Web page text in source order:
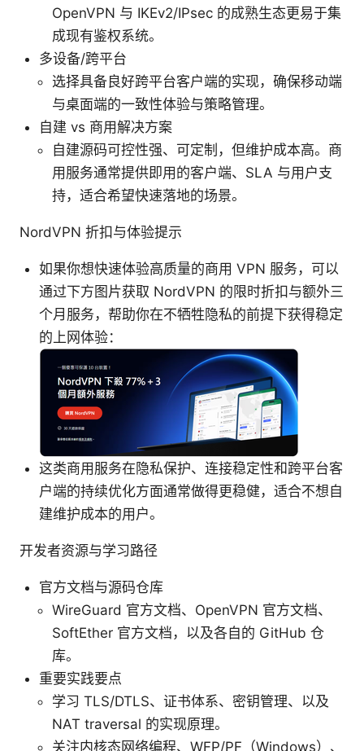
OpenVPN 与 IKEv2/IPsec 的成熟生态更易于集
成现有鉴权系统。
多设备/跨平台
选择具备良好跨平台客户端的实现，确保移动端
与桌面端的一致性体验与策略管理。
自建 vs 商用解决方案
自建源码可控性强、可定制，但维护成本高。商
用服务通常提供即用的客户端、SLA 与用户支
持，适合希望快速落地的场景。
NordVPN 折扣与体验提示
如果你想快速体验高质量的商用 VPN 服务，可以
通过下方图片获取 NordVPN 的限时折扣与额外三
个月服务，帮助你在不牺牲隐私的前提下获得稳定
的上网体验：
这类商用服务在隐私保护、连接稳定性和跨平台客
户端的持续优化方面通常做得更稳健，适合不想自
建维护成本的用户。
开发者资源与学习路径
官方文档与源码仓库
WireGuard 官方文档、OpenVPN 官方文档、
SoftEther 官方文档，以及各自的 GitHub 仓
库。
重要实践要点
学习 TLS/DTLS、证书体系、密钥管理、以及
NAT traversal 的实现原理。
关注内核态网络编程、WFP/PF（Windows）、